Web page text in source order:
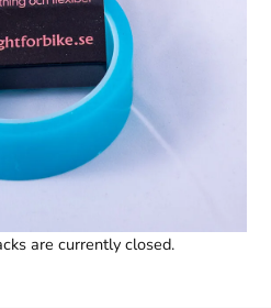
are currently closed.